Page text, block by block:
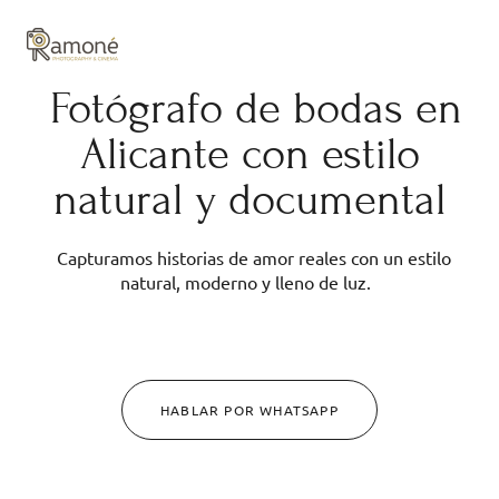
Fotógrafo de bodas en
Alicante con estilo
natural y documental
Capturamos historias de amor reales con un estilo
natural, moderno y lleno de luz.
HABLAR POR WHATSAPP